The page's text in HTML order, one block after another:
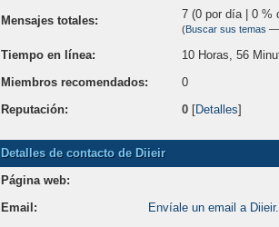
Mensajes totales: 7 (0 por día | 0 %
(Buscar sus temas —
Tiempo en línea:
10 Horas, 56
Miembros recomendados:
0
Reputación:
0 [Detalles]
Detalles de contacto de Diieir
Página web:
Email:
Envíale un email a Diieir.